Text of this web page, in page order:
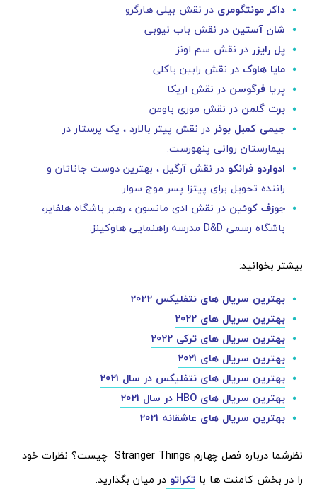
داکر مونتگومری در نقش بیلی هارگرو
شان آستین در نقش باب نیوبی
پل رایزر در نقش سم اونز
مایا هاوک در نقش رابین باکلی
پریا فرگوسن در نقش اریکا
برت گلمن در نقش موری باومن
جیمی کمبل بوئر در نقش پیتر بالارد ، یک پرستار در
بیمارستان روانی پنهورست.
ادواردو فرانکو در نقش آرگیل ، بهترین دوست جاناتان و
راننده تحویل برای پیتزا پسر موج سوار.
جوزف کوئین در نقش ادی مانسون ، رهبر باشگاه هلفایر،
باشگاه رسمی D&D مدرسه راهنمایی هاوکینز.
بیشتر بخوانید:
بهترین سریال های نتفلیکس 2022
بهترین سریال های 2022
بهترین سریال های ترکی 2022
بهترین سریال های 2021
بهترین سریال های نتفلیکس در سال 2021
بهترین سریال های HBO در سال 2021
بهترین سریال های عاشقانه 2021
نظرشما درباره فصل چهارم Stranger Things چیست؟ نظرات خود
را در بخش کامنت ها با تکراتو در میان بگذارید.